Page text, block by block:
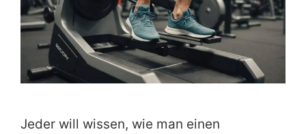
Jeder will wissen, wie man einen